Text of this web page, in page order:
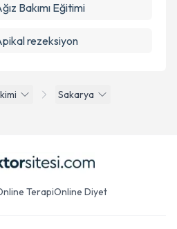
Sakarya
Bakımı Eğitimi
rezeksiyon
TerapiOnline Diyet